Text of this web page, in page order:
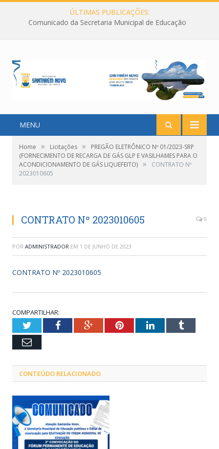
ÚLTIMAS PUBLICAÇÕES:
Comunicado da Secretaria Municipal de Educação
MENU
Home » Licitações »
PREGÃO ELETRÔNICO Nº 01/2023-SRP
(FORNECIMENTO DE RECARGA DE GÁS GLP E VASILHAMES PARA O
ACONDICIONAMENTO DE GÁS LIQUEFEITO) »
CONTRATO Nº
2023010605
CONTRATO Nº 2023010605 0
POR ADMINISTRADOR EM 1 DE JUNHO DE 2023
CONTRATO Nº 2023010605
COMPARTILHAR:
TwitterFacebookGoogle+PinterestLinkedInTumblr
Email
CONTEÚDO RELACIONADO